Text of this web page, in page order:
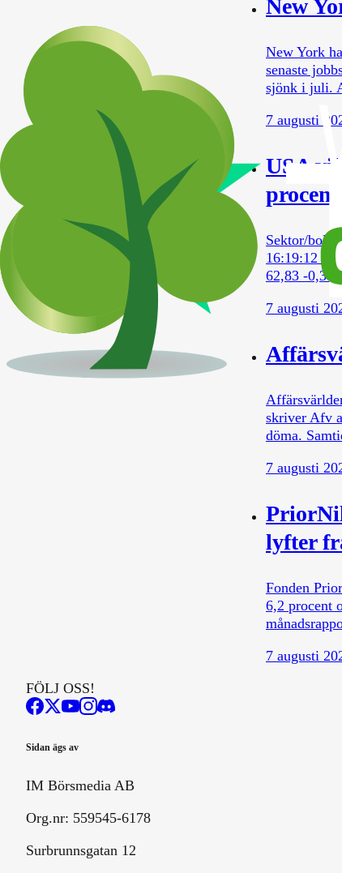
New
New York
senaste
sjönk i juli.
7 augusti
USA
procent
Sektor/
16:19:12
62,83 -
7 augusti
skriver Afv
döma.
7 augusti
lyfter
Fonden
6,2 procent
7 augusti
FÖLJ OSS!
Sidan ägs av
IM Börsmedia AB
Org.nr: 559545-6178
Surbrunnsgatan 12